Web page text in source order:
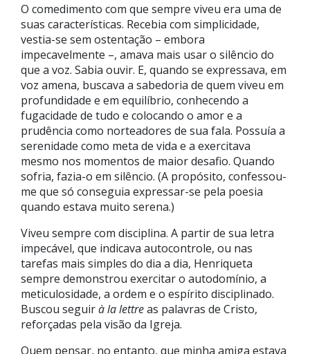
O comedimento com que sempre viveu era uma de
suas características. Recebia com simplicidade,
vestia-se sem ostentação – embora
impecavelmente –, amava mais usar o silêncio do
que a voz. Sabia ouvir. E, quando se expressava, em
voz amena, buscava a sabedoria de quem viveu em
profundidade e em equilíbrio, conhecendo a
fugacidade de tudo e colocando o amor e a
prudência como norteadores de sua fala. Possuía a
serenidade como meta de vida e a exercitava
mesmo nos momentos de maior desafio. Quando
sofria, fazia-o em silêncio. (A propósito, confessou-
me que só conseguia expressar-se pela poesia
quando estava muito serena.)
Viveu sempre com disciplina. A partir de sua letra
impecável, que indicava autocontrole, ou nas
tarefas mais simples do dia a dia, Henriqueta
sempre demonstrou exercitar o autodomínio, a
meticulosidade, a ordem e o espírito disciplinado.
Buscou seguirà la lettreas palavras de Cristo,
reforçadas pela visão da Igreja.
Quem pensar, no entanto, que minha amiga estava